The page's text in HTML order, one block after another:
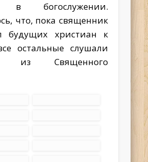
в богослужении.
что, пока священник
будущих христиан к
остальные слушали
из Священного